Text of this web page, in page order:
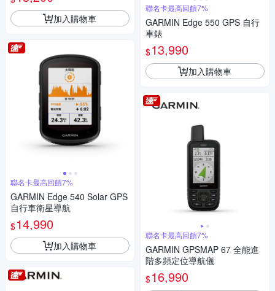
加入購物車
聯名卡最高回饋7%
GARMIN Edge 540 Solar GPS
自行車衛星導航
$14,990
加入購物車
聯名卡最高回饋7%
GARMIN Edge 550 GPS 自行
車錶
$13,990
加入購物車
聯名卡最高回饋7%
GARMIN GPSMAP 67 全能進
階多頻定位導航儀
$16,990